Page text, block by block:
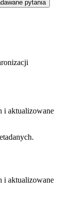
pytania
i aktualizowane
i aktualizowane